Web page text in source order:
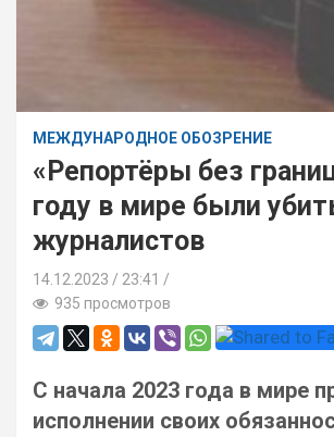
МЕЖДУНАРОДНОЕ ОБОЗРЕНИЕ
«Репортёры без
году в мире были
журналистов
14.12.2023
23:41 /
935 просмотров
С начала 2023 года в мире
исполнении своих